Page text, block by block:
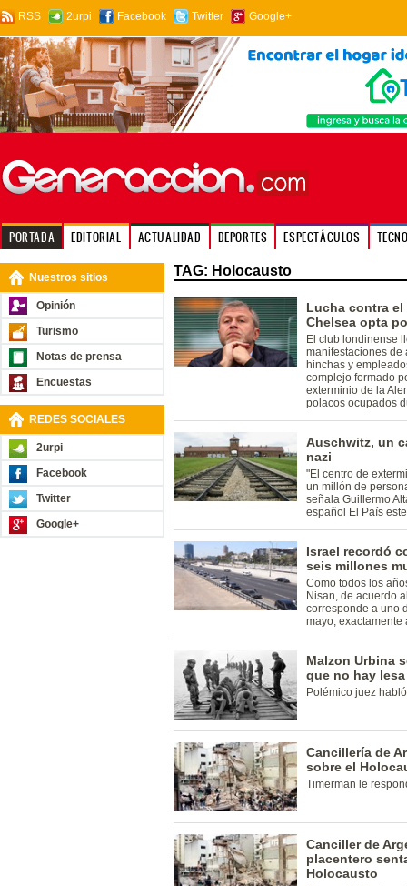
RSS 2urpi Facebook Twitter Google+
PORTADA EDITORIAL ACTUALIDAD DEPORTES ESPECTÁCULOS
Nuestros sitios
Opinión
Turismo
Notas de prensa
Encuestas
REDES SOCIALES
2urpi
Facebook
Twitter
Google+
TAG: Holocausto
Lucha contra
Chelsea opta
El club londinense
manifestaciones de
hinchas y
complejo formado
exterminio de la
polacos ocupados
Auschwitz, un
nazi
"El centro de
un millón de
señala Guillermo
español El País
Israel recordó
seis millones
Como todos los
Nisan, de acuerdo
corresponde a uno
mayo, exactamente
Malzon Urbina
que no hay
Polémico juez
Cancillería de
sobre el
Timerman le
Canciller de
placentero
Holocausto